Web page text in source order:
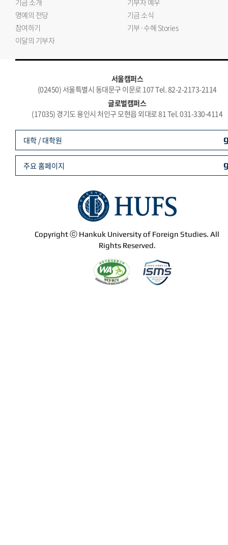
기금 소개
기부자 예우
명예의 전당
기금 소식
참여하기
기부·수혜 Stories
이달의 기부자
서울캠퍼스
(02450) 서울특별시 동대문구 이문로 107 Tel. 82-2-2173-2114
글로벌캠퍼스
(17035) 경기도 용인시 처인구 모현읍 외대로 81 Tel. 031-330-4114
Copyright ⓒ Hankuk University of Foreign Studies. All
Rights Reserved.
대학 / 대학원
주요 홈페이지